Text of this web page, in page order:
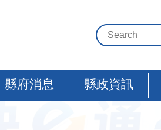
縣府消息 縣政資訊